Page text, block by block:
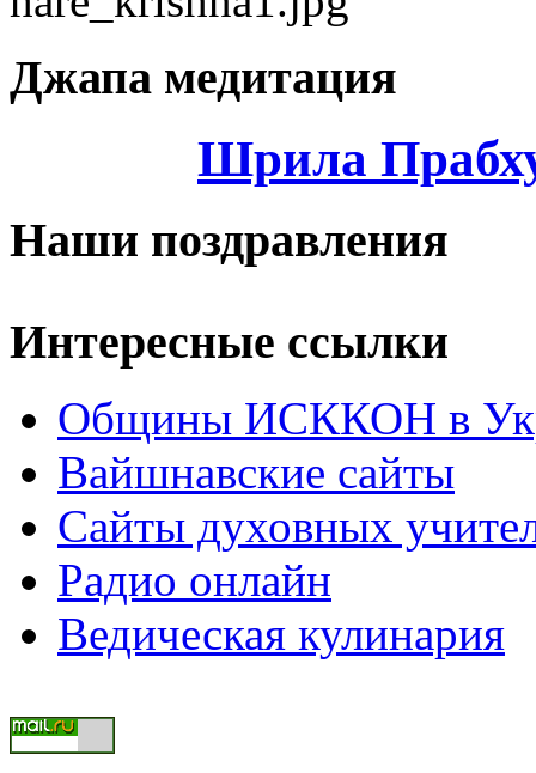
Джапа медитация
Шрила
Наши поздравления
Интересные ссылки
Общины ИСККОН в
Вайшнавские сайты
Сайты духовных
Радио онлайн
Ведическая кулинария